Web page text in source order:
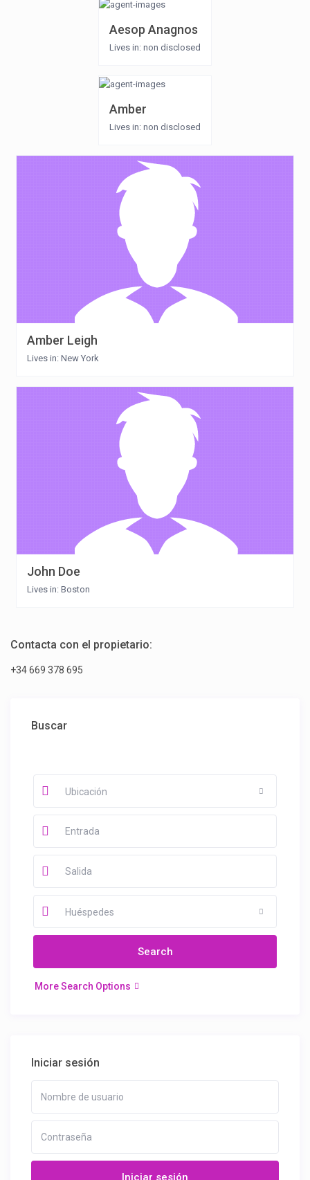
Aesop Anagnos
Lives in: non disclosed
Amber
Lives in: non disclosed
Amber Leigh
Lives in: New York
John Doe
Lives in: Boston
Contacta con el propietario:
+34 669 378 695
Buscar
Ubicación
Huéspedes
More Search Options
Iniciar sesión
Iniciar sesión